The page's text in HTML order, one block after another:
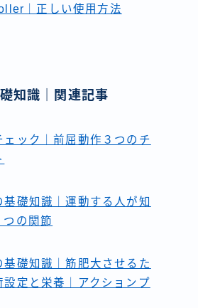
｜正しい使用方法
知識｜関連記事
ェック｜前屈動作３つのチ
基礎知識｜運動する人が知
つの関節
基礎知識｜筋肥大させるた
設定と栄養｜アクションプ